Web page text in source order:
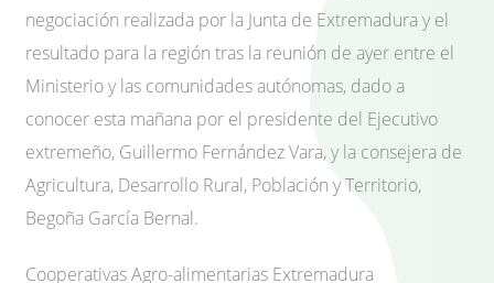
negociación realizada por la Junta de Extremadura y el
resultado para la región tras la reunión de ayer entre el
Ministerio y las comunidades autónomas, dado a
conocer esta mañana por el presidente del Ejecutivo
extremeño, Guillermo Fernández Vara, y la consejera de
Agricultura, Desarrollo Rural, Población y Territorio,
Begoña García Bernal.
Cooperativas Agro-alimentarias Extremadura